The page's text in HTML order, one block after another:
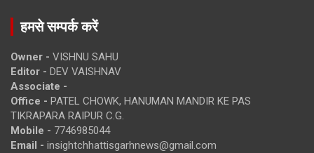
हमसे सम्पर्क करें
Owner - VISHNU SAHU
Editor - DEV VAISHNAV
Associate -
Office - PATEL CHOWK, HANUMAN MANDIR KE PAS
TIKRAPARA RAIPUR C.G.
Mobile - 7746985044
Email - insightchhattisgarhnews@gmail.com